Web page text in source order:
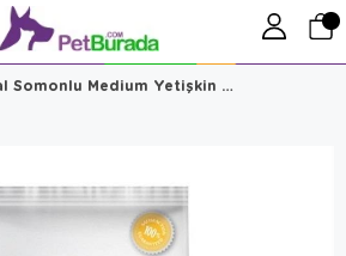
La Vital Somonlu Medium Yetişkin Köpek Maması 3 Kg